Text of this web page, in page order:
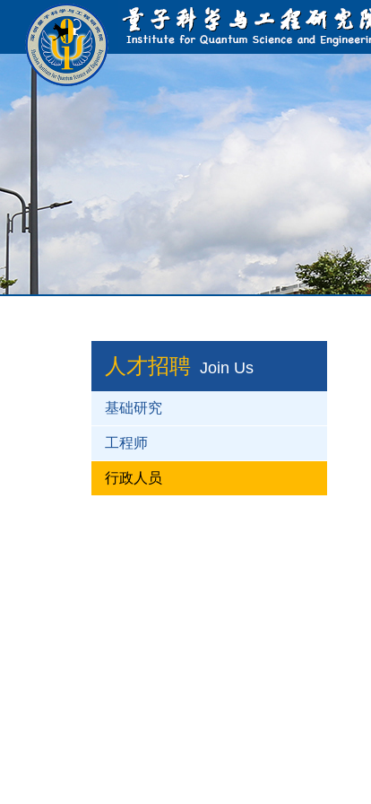
人才招聘 Join Us
基础研究
工程师
行政人员